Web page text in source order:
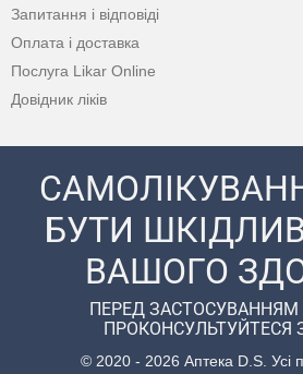
Запитання і відповіді
Оплата і доставка
Послуга Likar Online
Довідник ліків
БУТИ
ВАШОГО
ПЕРЕД ЗАСТОСУВАННЯМ
ПРОКОНСУЛЬТУЙТЕСЯ
© 2020 - 2026 Аптека D.S. Усі